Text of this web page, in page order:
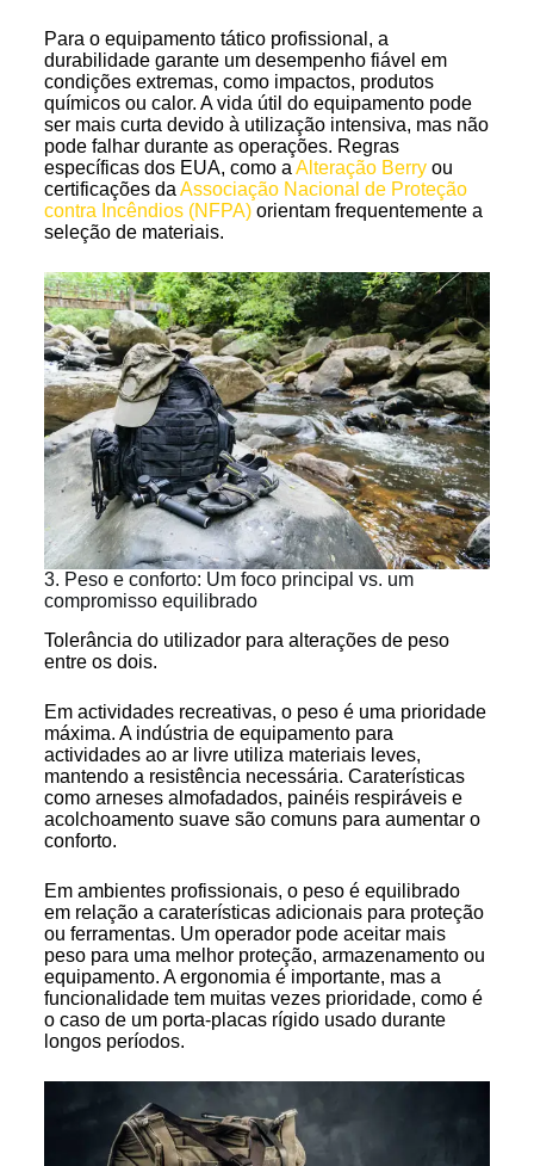
Para o equipamento tático profissional, a
durabilidade garante um desempenho fiável em
condições extremas, como impactos, produtos
químicos ou calor. A vida útil do equipamento pode
ser mais curta devido à utilização intensiva, mas não
pode falhar durante as operações. Regras
específicas dos EUA, como a Alteração Berryou
certificações da Associação Nacional de Proteção
contra Incêndios (NFPA)orientam frequentemente a
seleção de materiais.
3. Peso e conforto: Um foco principal vs. um
compromisso equilibrado
Tolerância do utilizador para alterações de peso
entre os dois.
Em actividades recreativas, o peso é uma prioridade
máxima. A indústria de equipamento para
actividades ao ar livre utiliza materiais leves,
mantendo a resistência necessária. Caraterísticas
como arneses almofadados, painéis respiráveis e
acolchoamento suave são comuns para aumentar o
conforto.
Em ambientes profissionais, o peso é equilibrado
em relação a caraterísticas adicionais para proteção
ou ferramentas. Um operador pode aceitar mais
peso para uma melhor proteção, armazenamento ou
equipamento. A ergonomia é importante, mas a
funcionalidade tem muitas vezes prioridade, como é
o caso de um porta-placas rígido usado durante
longos períodos.